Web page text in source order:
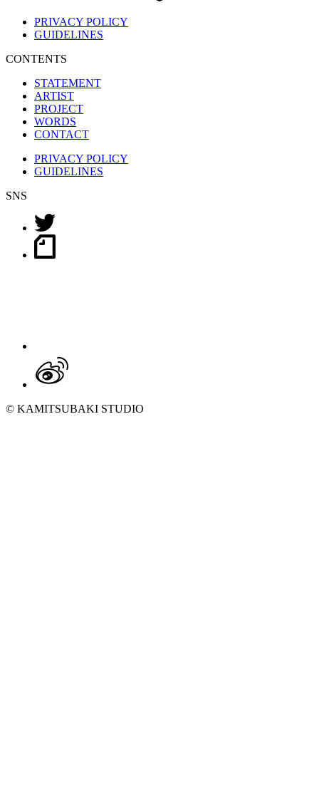
PRIVACY POLICY
GUIDELINES
CONTENTS
STATEMENT
ARTIST
PROJECT
WORDS
CONTACT
PRIVACY POLICY
GUIDELINES
SNS
© KAMITSUBAKI STUDIO